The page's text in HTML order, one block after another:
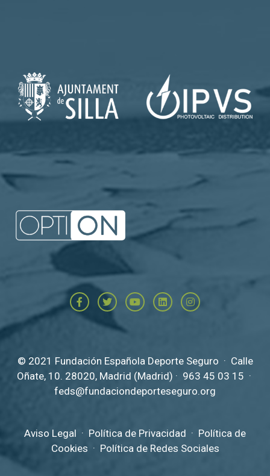
© 2021 Fundación Española Deporte Seguro · Calle
Oñate, 10. 28020, Madrid (Madrid) · 963 45 03 15 ·
feds@fundaciondeporteseguro.org
Aviso Legal · Política de Privacidad · Política de
Cookies · Política de Redes Sociales